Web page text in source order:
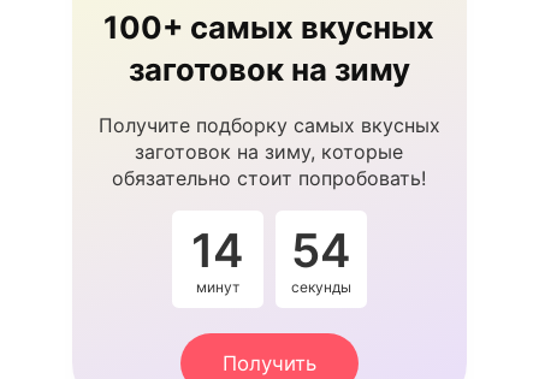
100+ самых вкусных
заготовок на зиму
Получите подборку самых вкусных
заготовок на зиму, которые
обязательно стоит попробовать!
14
минут
53
секунды
Получить